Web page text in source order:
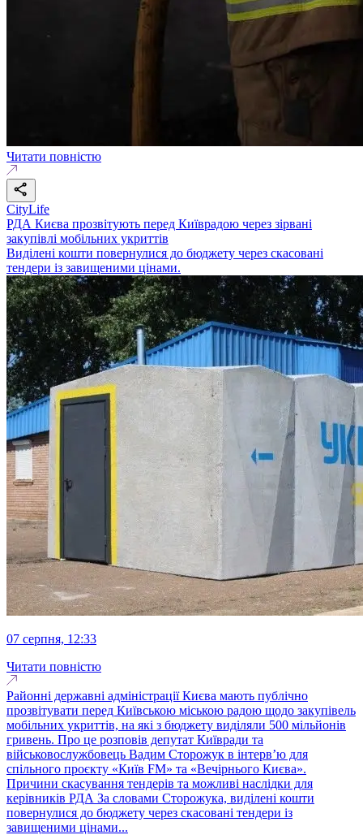
Читати повністю
CityLife
РДА Києва прозвітують перед Київрадою через зірвані
закупівлі мобільних укриттів
Виділені кошти повернулися до бюджету через скасовані
тендери із завищеними цінами.
07 серпня, 12:33
Читати повністю
Районні державні адміністрації Києва мають публічно
прозвітувати перед Київською міською радою щодо закупівель
мобільних укриттів, на які з бюджету виділяли 500 мільйонів
гривень. Про це розповів депутат Київради та
військовослужбовець Вадим Сторожук в інтерв’ю для
спільного проєкту «Київ FM» та «Вечірнього Києва».
Причини скасування тендерів та можливі наслідки для
керівників РДА За словами Сторожука, виділені кошти
повернулися до бюджету через скасовані тендери із
завищеними цінами...